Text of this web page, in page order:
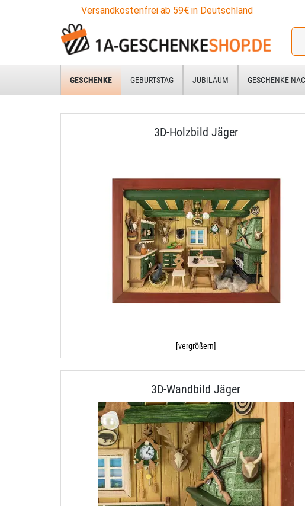
Versandkostenfrei ab 59€ in Deutschland
Ich
für:
GESCHENKE GEBURTSTAG JUBILÄUM GESCHENKE
3D-Holzbild Jäger
[vergrößern]
3D-Wandbild Jäger